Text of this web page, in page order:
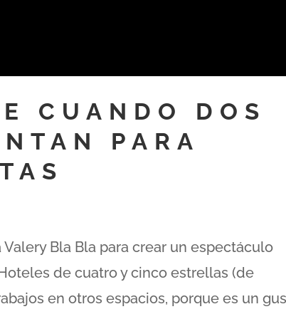
CUANDO DOS
PARA
Bla Bla para crear un espectáculo
de cuatro y cinco estrellas (de
en otros espacios, porque es un